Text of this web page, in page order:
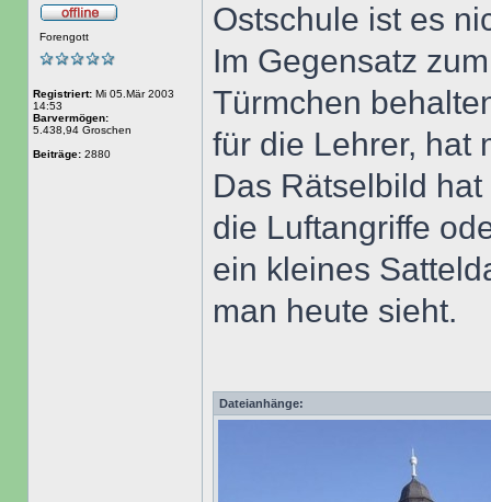
Forengott
Registriert: Mi 05.Mär 2003
14:53
Barvermögen:
5.438,94 Groschen
Beiträge: 2880
Ostschule ist es
Im Gegensatz
Türmchen
für die Lehrer, hat
Das Rätselbild
die Luftangriffe
ein kleines
man heute sieht.
Dateianhänge: